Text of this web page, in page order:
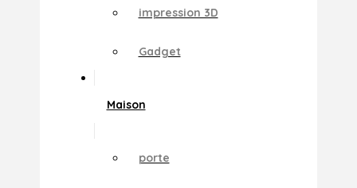
impression 3D
Gadget
Maison
porte